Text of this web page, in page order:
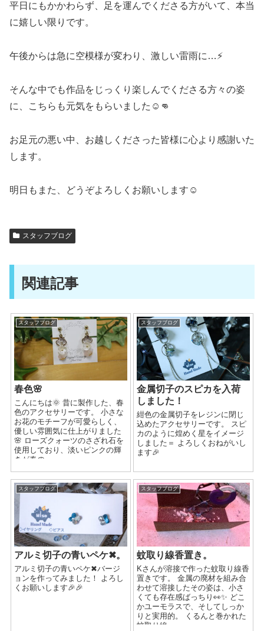
平日にもかかわらず、足を運んでくださる方がいて、本当
に嬉しい限りです。
午後からは急に空模様が変わり、激しい雷雨に…⚡
そんな中でも作品をじっくり楽しんでくださる方々の姿
に、こちらも元気をもらいました☺👊
お足元の悪い中、お越しくださった皆様に心より感謝いた
します。
明日もまた、どうぞよろしくお願いします☺
スタッフブログ
関連記事
スタッフブログ
春色🌸
こんにちは🌞 昔に製作した、春
色のアクセサリーです。 小さな
お花のモチーフが可愛らしく、
優しい雰囲気に仕上がりました
🌸 ローズクォーツのさざれ石を
使用しており、淡いピンクの輝
きが春の...
スタッフブログ
金属切子のスピカを入荷
しました！
紺色の金属切子をレジンに閉じ
込めたアクセサリーです。 スピ
カのように煌めく星をイメージ
しました＝ よろしくおねがいし
ます🎉
スタッフブログ
アルミ切子の青いペケ✖。
アルミ切子の青いペケ✖バージ
ョンを作ってみました！ よろし
くお願いします🎉🎉
スタッフブログ
蚊取り線香置き。
Kさんが溶接で作った蚊取り線香
置きです。 金属の廃材を組み合
わせて溶接したその姿は、小さ
くても存在感ばっちり👀✨ どこ
かユーモラスで、そしてしっか
りと実用的。 くるんと巻かれた
蚊取り線...